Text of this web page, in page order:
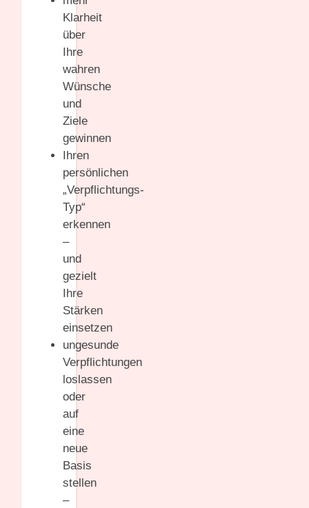
Klarheit
über
Ihre
wahren
Wünsche
und
Ziele
gewinnen
Ihren
persönlichen
„Verpflichtungs-
Typ“
erkennen
–
und
gezielt
Ihre
Stärken
einsetzen
ungesunde
Verpflichtungen
loslassen
oder
auf
eine
neue
Basis
stellen
–